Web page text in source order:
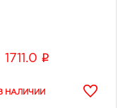
1711.0 i